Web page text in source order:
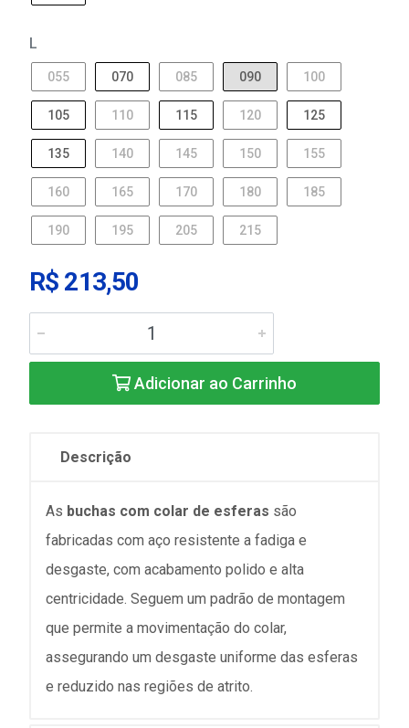
L
055 070 085 090 100
105 110 115 120 125
135 140 145 150 155
160 165 170 180 185
190 195 205 215
R$ 213,50
Adicionar ao Carrinho
Descrição
As buchas com colar de esferas são
fabricadas com aço resistente a fadiga e
desgaste, com acabamento polido e alta
centricidade. Seguem um padrão de montagem
que permite a movimentação do colar,
assegurando um desgaste uniforme das esferas
e reduzido nas regiões de atrito.